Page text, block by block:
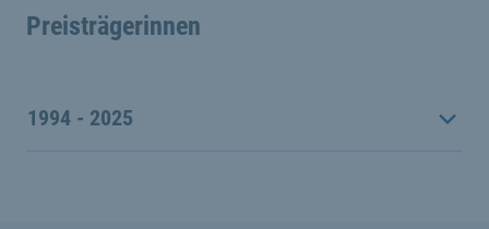
Preisträgerinnen
1994 - 2025